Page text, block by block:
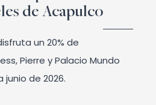
de Acapulco
un 20% de
Pierre y Palacio Mundo
junio de 2026.